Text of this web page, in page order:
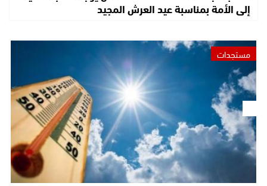
إلى الأمة بمناسبة عيد العرش المجيد
مستجدات